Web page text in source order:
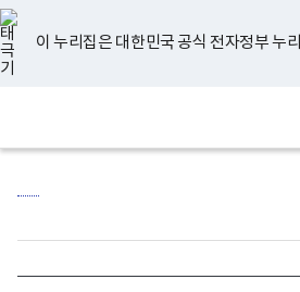
너
비
767px
이
하
이 누리집은 대한민국 공식 전자정부 누
지메
홈
유
튜
브
페
이
스
북
인
스
타
그
램
블
로
그